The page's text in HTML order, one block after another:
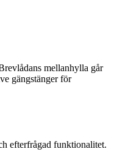
mellanhylla går
gängstänger för
efterfrågad funktionalitet.